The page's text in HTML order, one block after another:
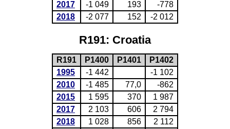
2017
-1 049 193
-778
2018
-2 077 152 -2 012
R191: Croatia
R191 P1400 P1401
P1402
1995
-1 442
-1 102
2010
-1 485 77,0
-862
2015
1 595 370
1 987
2017
2 103 606
2 794
2018
1 028 856
2 112